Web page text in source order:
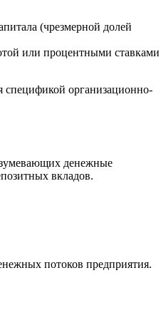
(чрезмерной долей
или процентными ставками
спецификой организационно-
денежные
вкладов.
потоков предприятия.